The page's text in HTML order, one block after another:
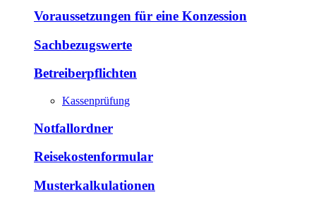
Voraussetzungen für eine Konzession
Sachbezugswerte
Betreiberpflichten
Kassenprüfung
Notfallordner
Reisekostenformular
Musterkalkulationen